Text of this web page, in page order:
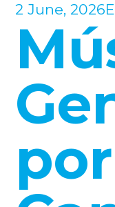
2 June, 2026